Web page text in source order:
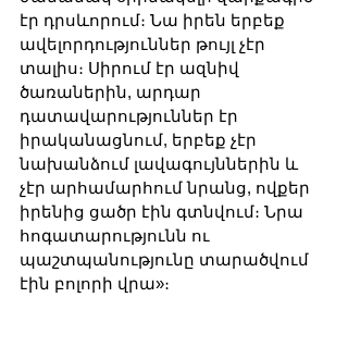
էր դրսևորում։ Նա իրեն երբեք
ավելորդություններ թույլ չէր
տալիս։ Սիրում էր ազնիվ
ծառաներին, արդար
դատավարություններ էր
իրականացնում, երբեք չէր
նախանձում լավագույններին և
չէր արհամարհում նրանց, ովքեր
իրենից ցածր էին գտնվում։ Նրա
հոգատարությունն ու
պաշտպանությունը տարածվում
էին բոլորի վրա»։